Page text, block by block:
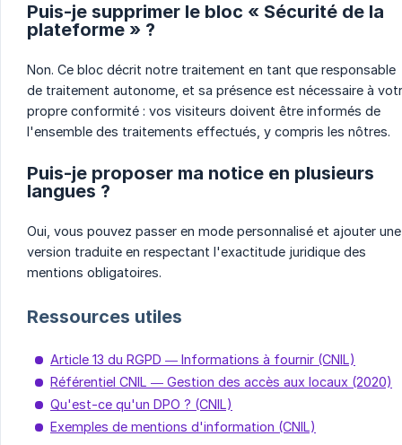
Puis-je supprimer le bloc « Sécurité de la
plateforme » ?
Non. Ce bloc décrit notre traitement en tant que responsable
de traitement autonome, et sa présence est nécessaire à
propre conformité : vos visiteurs doivent être informés de
l'ensemble des traitements effectués, y compris les nôtres.
Puis-je proposer ma notice en plusieurs
langues ?
Oui, vous pouvez passer en mode personnalisé et ajouter une
version traduite en respectant l'exactitude juridique des
mentions obligatoires.
Ressources utiles
Article 13 du RGPD — Informations à fournir (CNIL)
Référentiel CNIL — Gestion des accès aux locaux (2020)
Qu'est-ce qu'un DPO ? (CNIL)
Exemples de mentions d'information (CNIL)